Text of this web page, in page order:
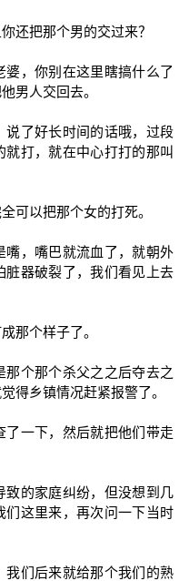
还把那个男的交过来？
，你别在这里瞎搞什么了
男人交回去。
说了好长时间的话哦，过段
打，就在中心打打的那叫
可以把那个女的打死。
嘴，嘴巴就流血了，就朝外
脏器破裂了，我们看见上去
那个样子了。
个那个杀父之之后夺去之
得乡镇情况赶紧报警了。
一下，然后就把他们带走
致的家庭纠纷，但没想到几
们这里来，再次问一下当时
我们后来就给那个我们的熟